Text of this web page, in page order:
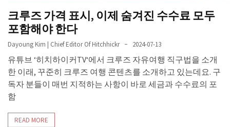
크루즈 가격 표시, 이제 숨겨진 수수료 모두
포함해야 한다
Dayoung Kim | Chief Editor Of Hitchhickr 2024-07-13
유튜브 ‘히치하이커TV‘에서 크루즈 자유여행 직구법을 소개
한 이래, 꾸준히 크루즈 여행 콘텐츠를 소개하고 있는데요. 구
독자 분들이 매번 지적하는 사항이 바로 세금과 수수료의 포
함
READ MORE